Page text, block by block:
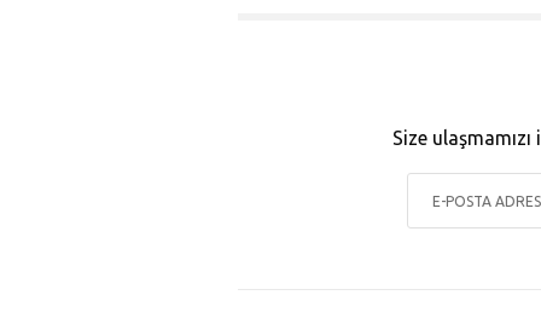
Size